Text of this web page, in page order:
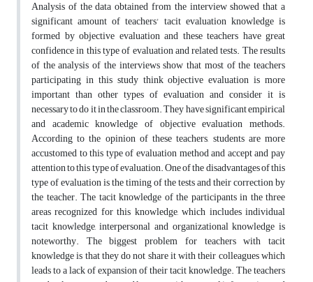
Analysis of the data obtained from the interview showed that a
significant amount of teachers' tacit evaluation knowledge is
formed by objective evaluation and these teachers have great
confidence in this type of evaluation and related tests. The results
of the analysis of the interviews show that most of the teachers
participating in this study think objective evaluation is more
important than other types of evaluation and consider it is
necessary to do it in the classroom. They have significant empirical
and academic knowledge of objective evaluation methods.
According to the opinion of these teachers, students are more
accustomed to this type of evaluation method and accept and pay
attention to this type of evaluation. One of the disadvantages of this
type of evaluation is the timing of the tests and their correction by
the teacher. The tacit knowledge of the participants in the three
areas recognized for this knowledge, which includes individual
tacit knowledge, interpersonal and organizational knowledge is
noteworthy. The biggest problem for teachers with tacit
knowledge is that they do not share it with their colleagues which
leads to a lack of expansion of their tacit knowledge. The teachers